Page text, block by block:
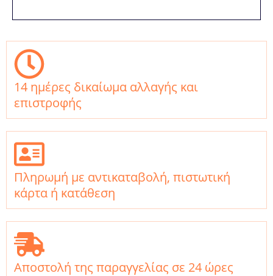
14 ημέρες δικαίωμα αλλαγής και
επιστροφής
Πληρωμή με αντικαταβολή, πιστωτική
κάρτα ή κατάθεση
Αποστολή της παραγγελίας σε 24 ώρες